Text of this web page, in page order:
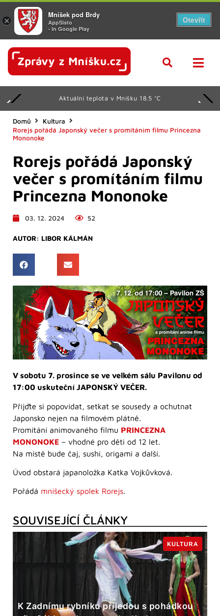
Aktuální teplota v Mníšku 18.5 °C
Domů
Kultura
Rorejs pořádá Japonský večer s promítáním filmu Princezna
Mononoke
Rorejs pořádá Japonský
večer s promítáním filmu
Princezna Mononoke
03. 12. 2024 52
AUTOR: LIBOR KÁLMÁN
V sobotu 7. prosince se ve velkém sálu Pavilonu od
17:00 uskuteční JAPONSKÝ VEČER.
Přijďte si popovídat, setkat se sousedy a ochutnat
Japonsko nejen na filmovém plátně.
Promítání animovaného filmu PRINCEZNA
MONONOKE – vhodné pro děti od 12 let.
Na místě bude čaj, sushi, origami a další.
Úvod obstará japanoložka Katka Vojkůvková.
Pořádá mníšecký spolek Rorejs.
SOUVISEJÍCÍ ČLÁNKY
K Zadnímu rybníku přijedou s pohádkou
KULTURA
×
Mníšek pod Brdy
AppSisto
- In Google Play
Otevřít